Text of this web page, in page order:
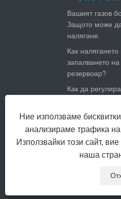
Вашият газов
Защото може
налягане.
Как
запалването
резервоар?
Как да
Колко голям
вода се
Copyright
Ние използваме
анализираме трафика
Използвайки този сайт,
наша